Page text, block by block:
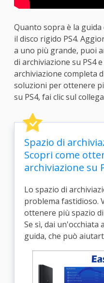
Quanto sopra è la
il disco rigido PS4.
a uno più grande, puoi
di archiviazione su PS4
archiviazione completa
soluzioni per ottenere
su PS4, fai clic sul
Spazio di
Scopri come
archiviazione su
Lo spazio di
problema fastidioso.
ottenere più spazio
Se sì, dai un'occhiata
guida, che può